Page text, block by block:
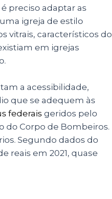
preciso adaptar as
igreja de estilo
vitrais, característicos do
em igrejas
a acessibilidade,
que se adequem às
federais geridos pelo
do Corpo de Bombeiros.
Segundo dados do
reais em 2021, quase